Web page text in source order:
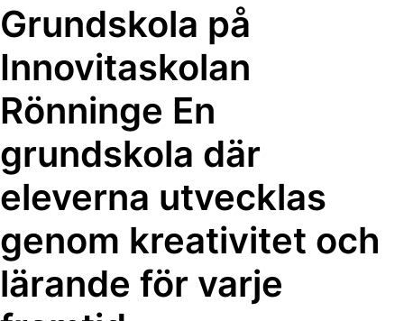
Grundskola på
Innovitaskolan
Rönninge En
grundskola där
eleverna utvecklas
genom kreativitet och
lärande för varje